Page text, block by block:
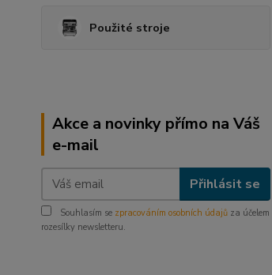
Použité stroje
Akce a novinky přímo na Váš
e-mail
Přihlásit se
Souhlasím se zpracováním osobních údajů za účelem
rozesílky newsletteru.